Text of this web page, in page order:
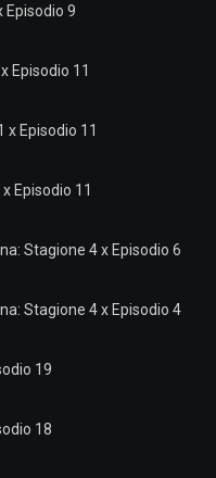
Episodio 9
Episodio 11
x Episodio 11
Episodio 11
Stagione 4 x Episodio 6
Stagione 4 x Episodio 4
19
18